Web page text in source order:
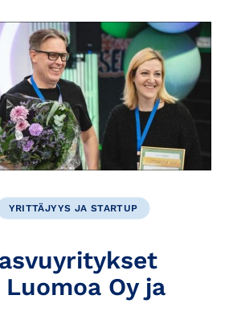
YRITTÄJYYS JA STARTUP
Oy ja